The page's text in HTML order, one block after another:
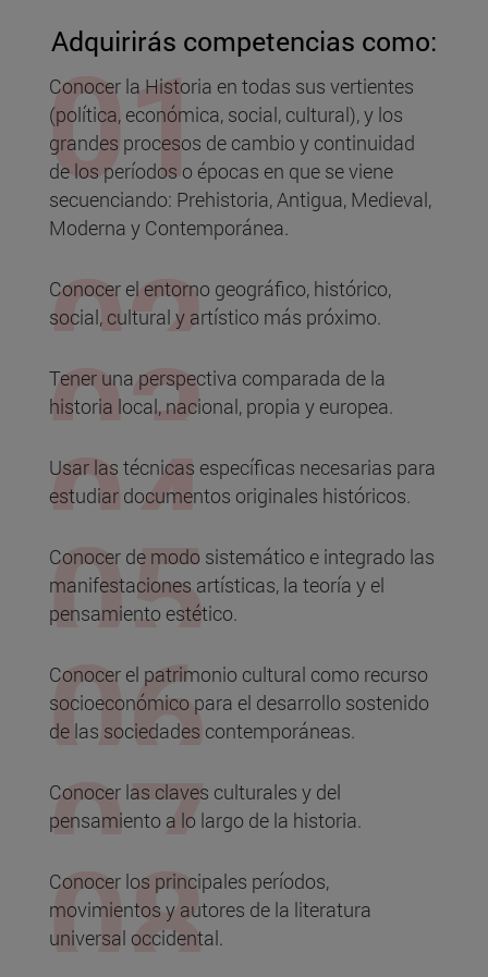
Adquirirás competencias como:
Conocer la Historia en todas sus vertientes
(política, económica, social, cultural), y los
grandes procesos de cambio y continuidad
de los períodos o épocas en que se viene
secuenciando: Prehistoria, Antigua, Medieval,
Moderna y Contemporánea.
Conocer el entorno geográfico, histórico,
social, cultural y artístico más próximo.
Tener una perspectiva comparada de la
historia local, nacional, propia y europea.
Usar las técnicas específicas necesarias para
estudiar documentos originales históricos.
Conocer de modo sistemático e integrado las
manifestaciones artísticas, la teoría y el
pensamiento estético.
Conocer el patrimonio cultural como recurso
socioeconómico para el desarrollo sostenido
de las sociedades contemporáneas.
Conocer las claves culturales y del
pensamiento a lo largo de la historia.
Conocer los principales períodos,
movimientos y autores de la literatura
universal occidental.